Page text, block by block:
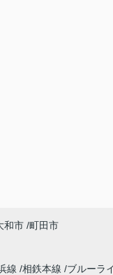
和市 町田市
線 相鉄本線 ブルーラ